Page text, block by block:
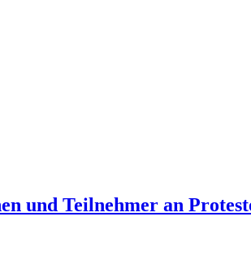
und Teilnehmer an